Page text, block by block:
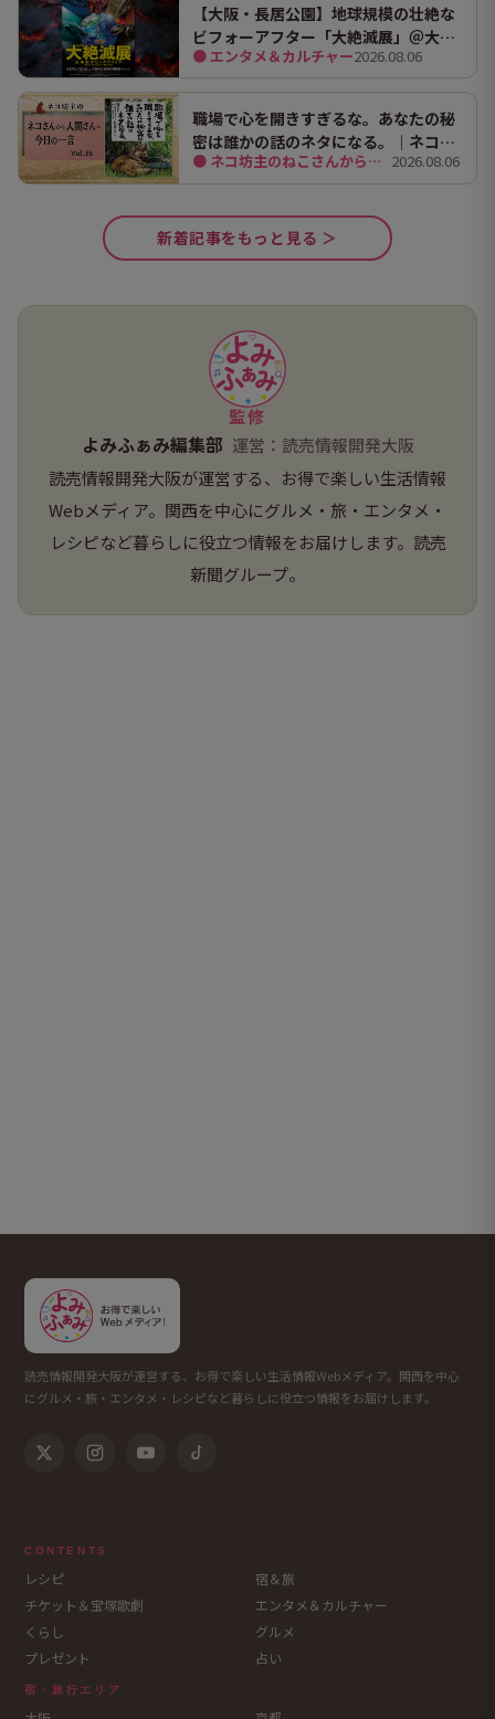
【大阪・長居公園】地球規模の壮絶な
ビフォーアフター「大絶滅展」＠大阪
市立自然史博物館
● エンタメ＆カルチャー2026.08.06
職場で心を開きすぎるな。あなたの秘
密は誰かの話のネタになる。｜ネコ坊
主の今日の一言 Vol.35● ネコ坊主のねこさんから人間さんへ今日の一言 2026.08.06
新着記事をもっと見る ＞
監修
よみふぁみ編集部 運営：読売情報開発大阪
読売情報開発大阪が運営する、お得で楽しい生活情報
Webメディア。関西を中心にグルメ・旅・エンタメ・
レシピなど暮らしに役立つ情報をお届けします。読売
新聞グループ。
読売情報開発大阪が運営する、お得で楽しい生活情報Webメディア。関西を中心
にグルメ・旅・エンタメ・レシピなど暮らしに役立つ情報をお届けします。
CONTENTS
レシピ
宿＆旅
チケット＆宝塚歌劇
エンタメ＆カルチャー
くらし
グルメ
プレゼント
占い
宿・旅行エリア